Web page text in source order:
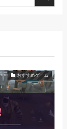
おすすめゲーム